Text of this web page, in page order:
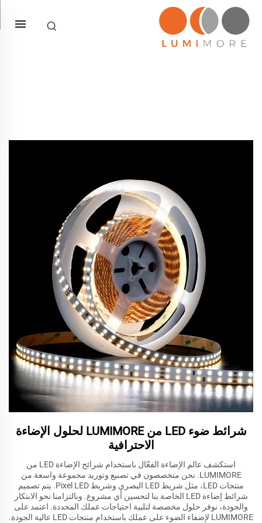
شرائط ضوء LED من LUMIMORE لحلول الإضاءة
الاحترافية
استكشف عالم الإضاءة الفعّال باستخدام شرائح الإضاءة LED من
LUMIMORE. نحن متخصصون في تصنيع وتوريد مجموعة واسعة من
منتجات LED، مثل شريط LED البصري وشريط Pixel LED. يتم تصميم
شرائط إضاءة LED الخاصة بنا لتحسين أي مشروع. وبالتزامنا نحو الابتكار
والجودة، نوفر حلول مخصصة لتلبية احتياجات عملك المحددة. اعتمد على
LUMIMORE لإضفاء الضوء على عملك باستخدام منتجات LED عالية الجودة.